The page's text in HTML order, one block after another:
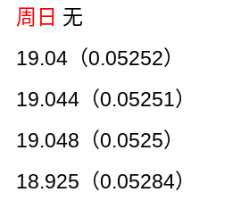
周日 无
19.04（0.05252）
19.044（0.05251）
19.048（0.0525）
18.925（0.05284）